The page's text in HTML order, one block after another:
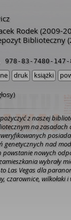
Rodek (2009-
Biblioteczny
978-83-7480-147-
druk książki
)
z naszej
na zasadach
weryfikowanych
genetycznych nad
powstanie nowych
wybrały
Las Vegas dla
czarownice, wilkołaki